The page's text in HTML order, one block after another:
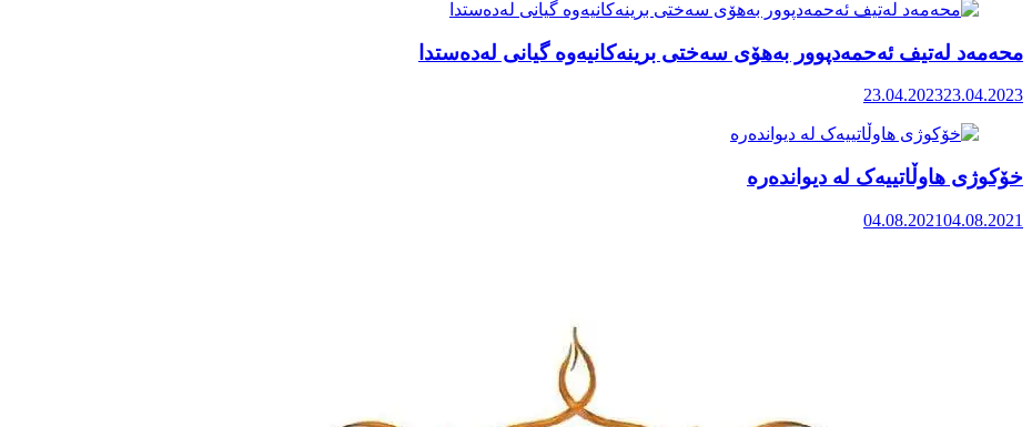
محەمەد لەتیف ئەحمەدپوور بەهۆی سەختی برینەکانیەوە گیانی لەدەستدا
23.04.202323.04.2023
خۆکوژی هاوڵاتییەک لە دیواندەرە
04.08.202104.08.2021